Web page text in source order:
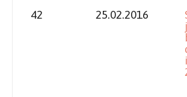
42 25.02.2016